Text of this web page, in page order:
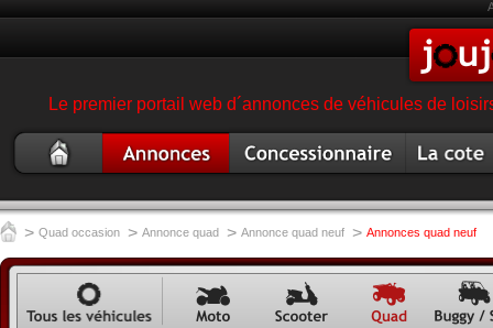
Le premier portail web d´annonces de véhicules de
occasion
garage magasin quad
> Quad occasion > Annonce quad > Annonce quad neuf > Annonces quad neuf